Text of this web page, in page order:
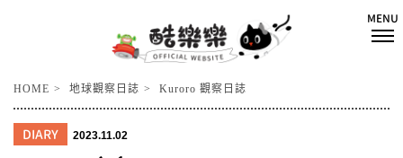
HOME 地球觀察日誌 Kuroro 觀察日誌
DIARY 2023.11.02